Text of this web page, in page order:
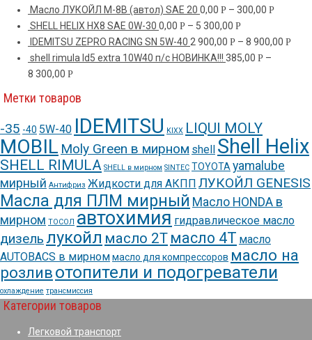
Масло ЛУКОЙЛ М-8В (автол) SAE 20 0,00 Р – 300,00 Р
SHELL HELIX HX8 SAE 0W-30 0,00 Р – 5 300,00 Р
IDEMITSU ZEPRO RACING SN 5W-40 2 900,00 Р – 8 900,00 Р
shell rimula ld5 extra 10W40 п/с НОВИНКА!!! 385,00 Р –
8 300,00 Р
Метки товаров
-35 -40 5W-40 IDEMITSU KIXX LIQUI MOLY
MOBIL Moly Green в мирном shell Shell Helix
SHELL RIMULA SHELL в мирном SINTEC TOYOTA yamalube
мирный Антифриз Жидкости для АКПП ЛУКОЙЛ GENESIS
Масла для ПЛМ мирный Масло HONDA в
мирном ТОСОЛ автохимия гидравлическое масло
дизель лукойл масло 2Т масло 4Т масло
AUTOBACS в мирноммасло для компрессоров масло на
розливотопители и подогреватели
охлаждение трансмиссия
Категории товаров
Легковой транспорт